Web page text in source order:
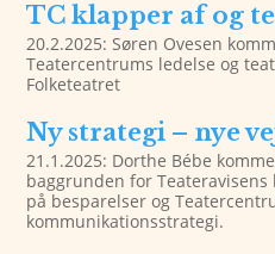
TC klapper af og
20.2.2025: Søren Ovesen
Teatercentrums ledelse og
Folketeatret
Ny strategi – nye
21.1.2025: Dorthe Bébe
baggrunden for
på besparelser og
kommunikationsstrategi.